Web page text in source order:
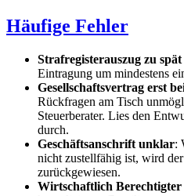
Häufige Fehler
Strafregisterauszug zu
Eintragung um mindestens
Gesellschaftsvertrag erst
Rückfragen am Tisch
Steuerberater. Lies den
durch.
Geschäftsanschrift unklar:
nicht zustellfähig ist, wird
zurückgewiesen.
Wirtschaftlich